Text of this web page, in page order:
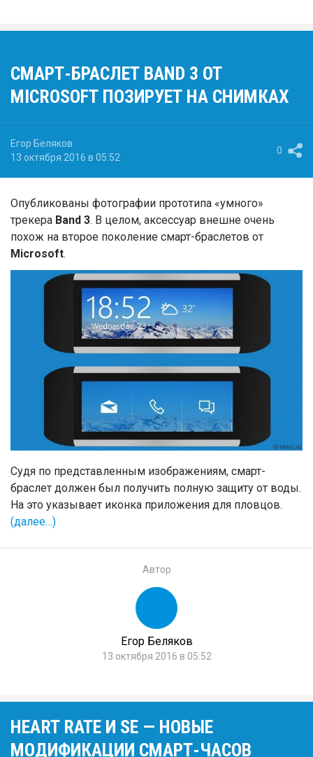
СМАРТ-БРАСЛЕТ BAND 3 ОТ
MICROSOFT ПОЗИРУЕТ НА СНИМКАХ
Егор Беляков
13 октября 2016 в 05:52
0
Опубликованы фотографии прототипа «умного»
трекера Band 3. В целом, аксессуар внешне очень
похож на второе поколение смарт-браслетов от
Microsoft.
Судя по представленным изображениям, смарт-
браслет должен был получить полную защиту от воды.
На это указывает иконка приложения для пловцов.
(далее…)
Автор
Егор Беляков
13 октября 2016 в 05:52
HEART RATE И SE — НОВЫЕ
МОДИФИКАЦИИ СМАРТ-ЧАСОВ